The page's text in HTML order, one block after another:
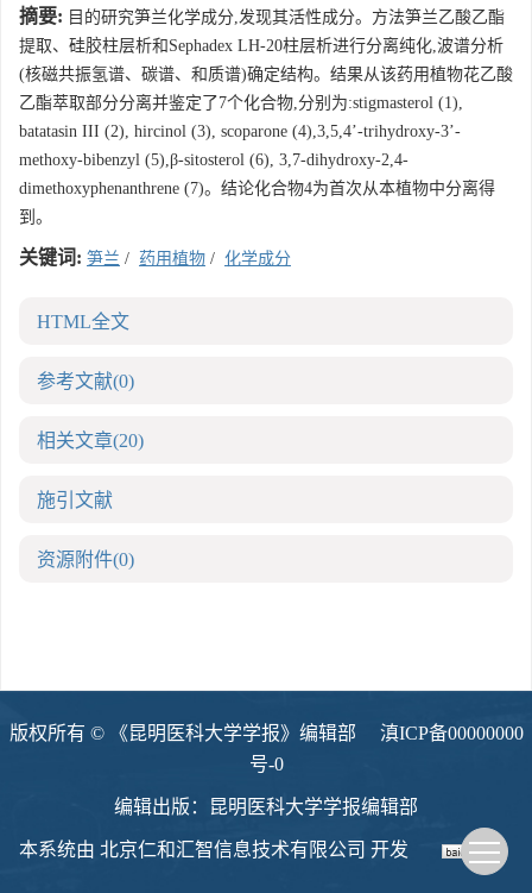
摘要: 目的研究笋兰化学成分,发现其活性成分。方法笋兰乙酸乙酯
提取、硅胶柱层析和Sephadex LH-20柱层析进行分离纯化,波谱分析
(核磁共振氢谱、碳谱、和质谱)确定结构。结果从该药用植物花乙酸
乙酯萃取部分分离并鉴定了7个化合物,分别为:stigmasterol (1),
batatasin III (2), hircinol (3), scoparone (4),3,5,4’-trihydroxy-3’-
methoxy-bibenzyl (5),β-sitosterol (6), 3,7-dihydroxy-2,4-
dimethoxyphenanthrene (7)。结论化合物4为首次从本植物中分离得
到。
关键词: 笋兰 / 药用植物 / 化学成分
HTML全文
参考文献(0)
相关文章(20)
施引文献
资源附件(0)
版权所有 © 《昆明医科大学学报》编辑部 滇ICP备00000000
号-0
编辑出版：昆明医科大学学报编辑部
本系统由 北京仁和汇智信息技术有限公司 开发